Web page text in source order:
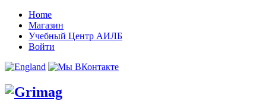
Home
Магазин
Учебный Центр АИЛБ
Войти